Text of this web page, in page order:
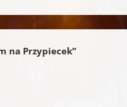
na Przypiecek”